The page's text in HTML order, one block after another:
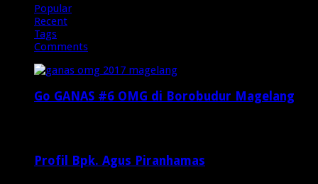
Popular
Recent
Tags
Comments
Go GANAS #6 OMG di Borobudur Magelang
Profil Bpk. Agus Piranhamas